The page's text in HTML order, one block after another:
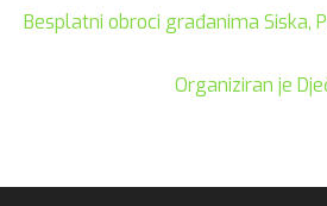
članaka
Besplatni obroci građanima Siska,
Organiziran je